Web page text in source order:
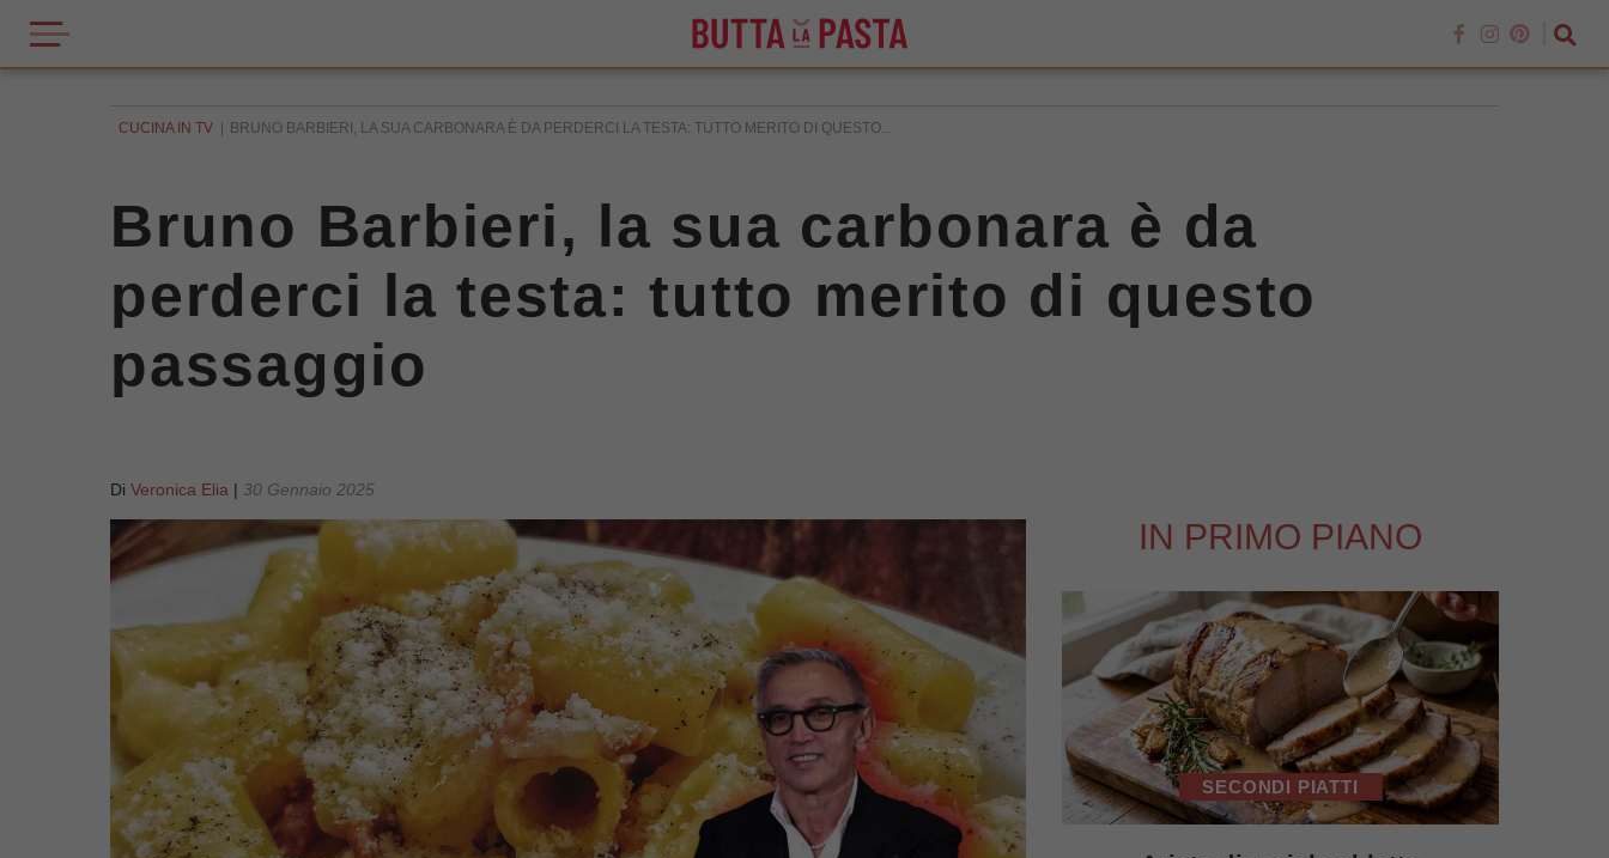
CUCINA IN TV BRUNO BARBIERI, LA SUA CARBONARA È DA PERDERCI LA TESTA: TUTTO MERITO DI QUESTO...
Bruno Barbieri, la sua carbonara è da
perderci la testa: tutto merito di questo
passaggio
Di Veronica Elia | 30 Gennaio 2025
IN PRIMO PIANO
SECONDI PIATTI